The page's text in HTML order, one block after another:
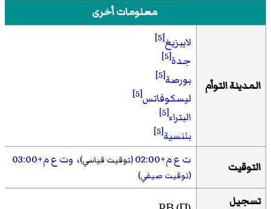
معلومات أخرى
المدينة التوأم
لايبزيغ[5]
جدة[5]
بورصة[5]
ليسكوفاتس[5]
البتراء[5]
بلنسية[5]
سلانيك[5]
غيومري
كومانوفو[5]
التوقيت ت ع م+02:00 (توقيت قياسي)، وت ع م+03:00
(توقيت صيفي)
تسجيل